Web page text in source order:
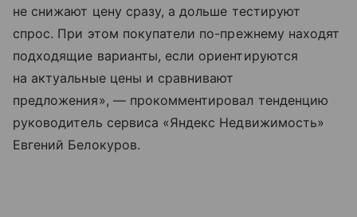
не снижают цену сразу, а дольше тестируют
спрос. При этом покупатели по-прежнему находят
подходящие варианты, если ориентируются
на актуальные цены и сравнивают
предложения», — прокомментировал тенденцию
руководитель сервиса «Яндекс Недвижимость»
Евгений Белокуров.